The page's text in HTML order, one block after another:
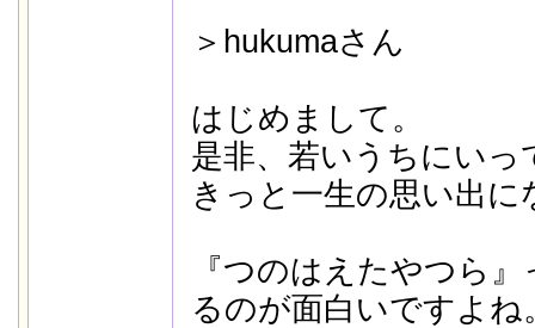
＞hukumaさん
はじめまして。
是非、若いうちにいっ
きっと一生の思い出
『つのはえたやつら
るのが面白いですよね